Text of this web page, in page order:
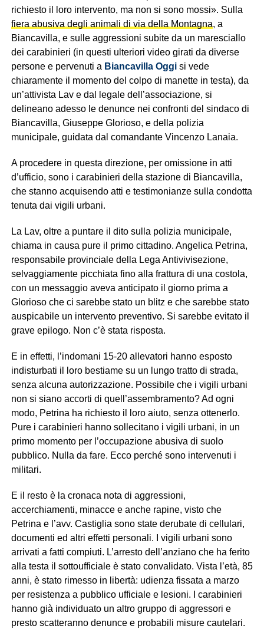
richiesto il loro intervento, ma non si sono mossi». Sulla
fiera abusiva degli animali di via della Montagna, a
Biancavilla, e sulle aggressioni subite da un maresciallo
dei carabinieri (in questi ulteriori video girati da diverse
persone e pervenuti a Biancavilla Oggisi vede
chiaramente il momento del colpo di manette in testa), da
un’attivista Lav e dal legale dell’associazione, si
delineano adesso le denunce nei confronti del sindaco di
Biancavilla, Giuseppe Glorioso, e della polizia
municipale, guidata dal comandante Vincenzo Lanaia.
A procedere in questa direzione, per omissione in atti
d’ufficio, sono i carabinieri della stazione di Biancavilla,
che stanno acquisendo atti e testimonianze sulla condotta
tenuta dai vigili urbani.
La Lav, oltre a puntare il dito sulla polizia municipale,
chiama in causa pure il primo cittadino. Angelica Petrina,
responsabile provinciale della Lega Antivivisezione,
selvaggiamente picchiata fino alla frattura di una costola,
con un messaggio aveva anticipato il giorno prima a
Glorioso che ci sarebbe stato un blitz e che sarebbe stato
auspicabile un intervento preventivo. Si sarebbe evitato il
grave epilogo. Non c’è stata risposta.
E in effetti, l’indomani 15-20 allevatori hanno esposto
indisturbati il loro bestiame su un lungo tratto di strada,
senza alcuna autorizzazione. Possibile che i vigili urbani
non si siano accorti di quell’assembramento? Ad ogni
modo, Petrina ha richiesto il loro aiuto, senza ottenerlo.
Pure i carabinieri hanno sollecitano i vigili urbani, in un
primo momento per l’occupazione abusiva di suolo
pubblico. Nulla da fare. Ecco perché sono intervenuti i
militari.
E il resto è la cronaca nota di aggressioni,
accerchiamenti, minacce e anche rapine, visto che
Petrina e l’avv. Castiglia sono state derubate di cellulari,
documenti ed altri effetti personali. I vigili urbani sono
arrivati a fatti compiuti. L’arresto dell’anziano che ha ferito
alla testa il sottoufficiale è stato convalidato. Vista l’età, 85
anni, è stato rimesso in libertà: udienza fissata a marzo
per resistenza a pubblico ufficiale e lesioni. I carabinieri
hanno già individuato un altro gruppo di aggressori e
presto scatteranno denunce e probabili misure cautelari.